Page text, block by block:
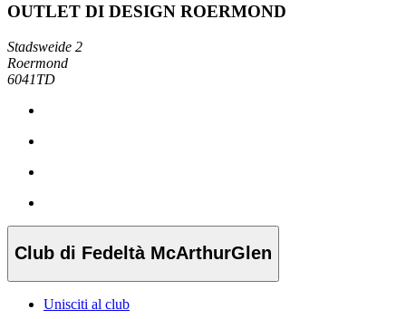
OUTLET DI DESIGN ROERMOND
Stadsweide 2
Roermond
6041TD
Club di Fedeltà McArthurGlen
Unisciti al club